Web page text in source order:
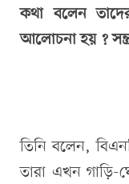
কথা বলেন
আলোচনা হয় ?
তিনি বলেন,
তারা এখন